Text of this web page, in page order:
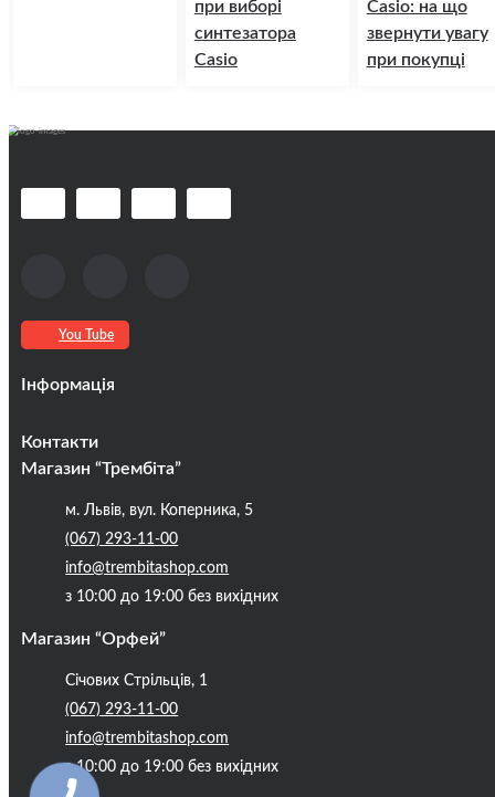
при виборі
синтезатора
Casio
Casio: на що
звернути увагу
при покупці
You Tube
Інформація
Кредити
Контакти
Публічна оферта
Бренди
Блог
Контакти
Магазин “Трембіта”
м. Львів, вул. Коперника, 5
(067) 293-11-00
info@trembitashop.com
з 10:00 до 19:00 без вихідних
Магазин “Орфей”
Січових Стрільців, 1
(067) 293-11-00
info@trembitashop.com
з 10:00 до 19:00 без вихідних